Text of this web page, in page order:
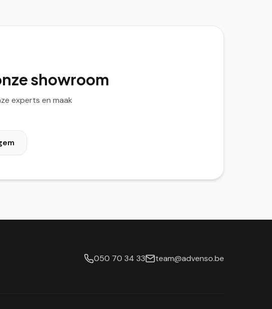
showroom
experts en maak
050 70 34 33 team@advenso.be